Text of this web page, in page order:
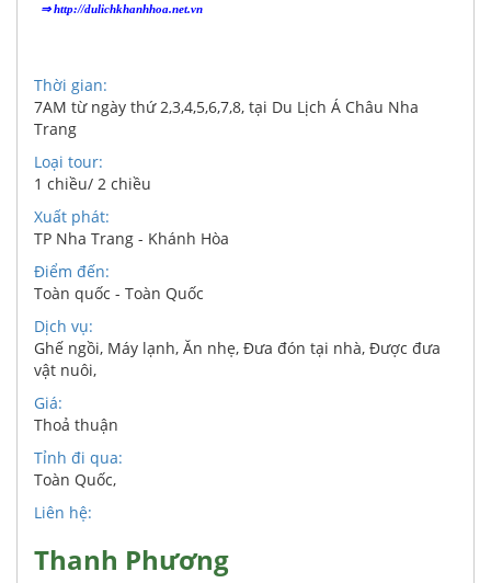
⇒http://dulichkhanhhoa.net.vn
Thời gian:
7AM từ ngày thứ 2,3,4,5,6,7,8, tại Du Lịch Á Châu Nha
Trang
Loại tour:
1 chiều/ 2 chiều
Xuất phát:
TP Nha Trang - Khánh Hòa
Điểm đến:
Toàn quốc - Toàn Quốc
Dịch vụ:
Ghế ngồi, Máy lạnh, Ăn nhẹ, Đưa đón tại nhà, Được đưa
vật nuôi,
Giá:
Thoả thuận
Tỉnh đi qua:
Toàn Quốc,
Liên hệ:
Thanh Phương